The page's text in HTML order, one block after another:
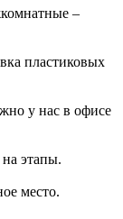
–
пластиковых
у нас в офисе
этапы.
место.